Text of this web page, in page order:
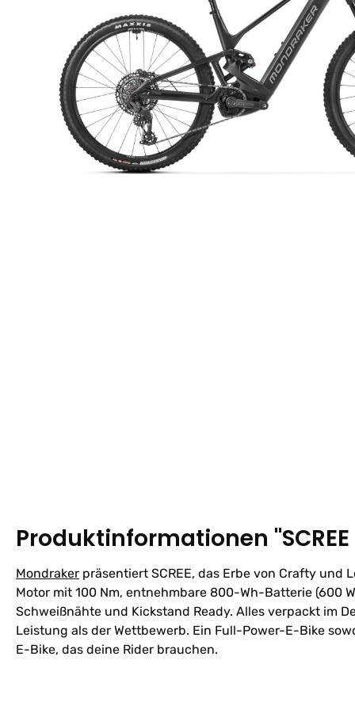
Produktinformationen "SCREE
Mondraker präsentiert SCREE, das Erbe von Crafty und
Motor mit 100 Nm, entnehmbare 800-Wh-Batterie (600
Schweißnähte und Kickstand Ready. Alles verpackt im
Leistung als der Wettbewerb. Ein Full-Power-E-Bike
E-Bike, das deine Rider brauchen.